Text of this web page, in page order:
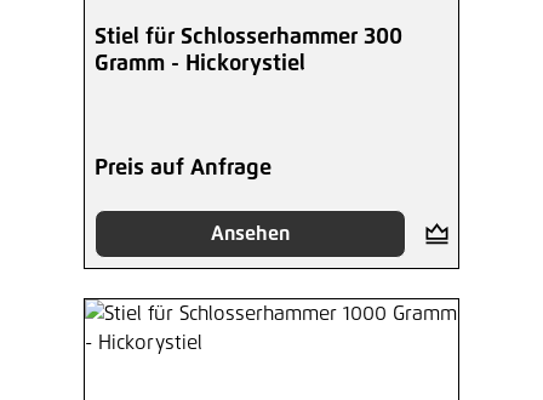
Stiel für Schlosserhammer 300
Gramm - Hickorystiel
Preis auf Anfrage
Ansehen